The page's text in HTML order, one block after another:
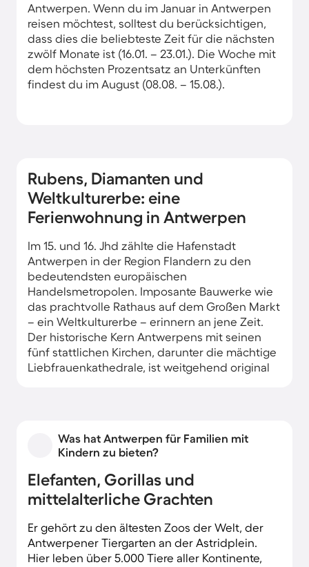
Antwerpen. Wenn du im Januar in Antwerpen
reisen möchtest, solltest du berücksichtigen,
dass dies die beliebteste Zeit für die nächsten
zwölf Monate ist (16.01. – 23.01.). Die Woche mit
dem höchsten Prozentsatz an Unterkünften
findest du im August (08.08. – 15.08.).
Rubens, Diamanten und
Weltkulturerbe: eine
Ferienwohnung in Antwerpen
Im 15. und 16. Jhd zählte die Hafenstadt
Antwerpen in der Region Flandern zu den
bedeutendsten europäischen
Handelsmetropolen. Imposante Bauwerke wie
das prachtvolle Rathaus auf dem Großen Markt
– ein Weltkulturerbe – erinnern an jene Zeit.
Der historische Kern Antwerpens mit seinen
fünf stattlichen Kirchen, darunter die mächtige
Liebfrauenkathedrale, ist weitgehend original
Ferienwohnungen erreichen Sie rasch alle
Attraktionen und auch das Schelde-Ufer.
Was hat Antwerpen für Familien mit
Kindern zu bieten?
Elefanten, Gorillas und
mittelalterliche Grachten
Er gehört zu den ältesten Zoos der Welt, der
Antwerpener Tiergarten an der Astridplein.
Hier leben über 5.000 Tiere aller Kontinente,